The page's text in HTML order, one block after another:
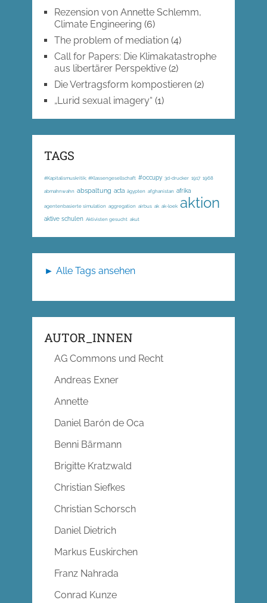
Rezension von Annette Schlemm,
Climate Engineering (6)
The problem of mediation(4)
Call for Papers: Die Klimakatastrophe
aus libertärer Perspektive(2)
Die Vertragsform kompostieren(2)
„Lurid sexual imagery“ (1)
TAGS
#Kapitalismuskritik; #Klassengesellschaft #occupy 3d-drucker 1917 1968
abmahnwahn abspaltung acta ägypten afghanistan afrika
agentenbasierte simulation aggregation airbus ak ak-loek aktion
aktive schulen Aktivisten gesucht akut
► Alle Tags ansehen
AUTOR_INNEN
AG Commons und Recht
Andreas Exner
Annette
Daniel Barón de Oca
Benni Bärmann
Brigitte Kratzwald
Christian Siefkes
Christian Schorsch
Daniel Dietrich
Markus Euskirchen
Franz Nahrada
Conrad Kunze